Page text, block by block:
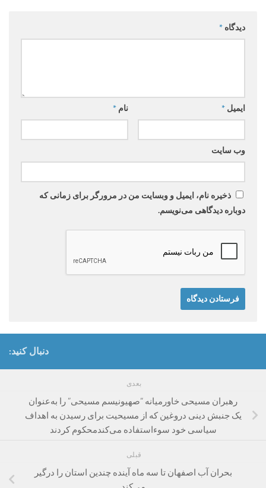
دیدگاه *
نام * ایمیل *
وب‌ سایت
ذخیره نام، ایمیل و وبسایت من در مرورگر برای زمانی که
دوباره دیدگاهی می‌نویسم.
دنبال کنید:
بعدی
رهبران مسیحی خاورمیانه “صهیونیسم مسیحی” را به‌عنوان
یک جنبش دینی دروغین که از مسیحیت برای رسیدن به اهداف
سیاسی خود سوء‌استفاده می‌کندمحکوم کردند
قبلی
بحران آب اصفهان تا سه ماه آینده چندین استان را درگیر